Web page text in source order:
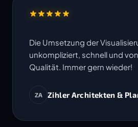
Die Umsetzung der
unkompliziert, schnell und
Qualität. Immer gern wieder!
ZA Zihler Architekten &